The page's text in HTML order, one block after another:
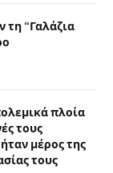
τη “Γαλάζια
πλοία
τους
μέρος της
τους